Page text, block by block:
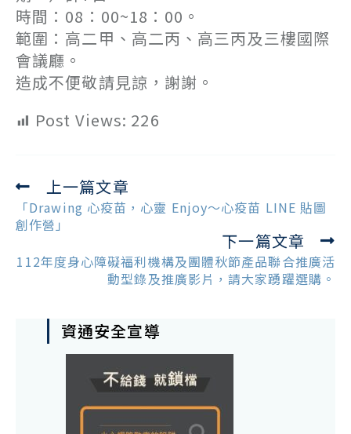
時間：08：00~18：00。
範圍：高二甲、高二丙、高三丙及三樓國際
會議廳。
造成不便敬請見諒，謝謝。
Post Views: 226
Read
more
articles
上一篇文章
「Drawing 心疫苗，心靈 Enjoy〜心疫苗 LINE 貼圖
創作營」
下一篇文章
112年度身心障礙福利機構及團體秋節產品聯合推廣活
動型錄及推廣影片，請大家踴躍選購。
資通安全宣導